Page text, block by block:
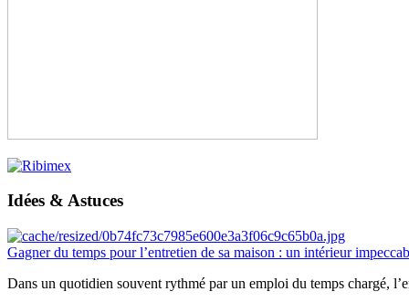
Idées & Astuces
Gagner du temps pour l’entretien de sa maison : un intérieur
Dans un quotidien souvent rythmé par un emploi du temps chargé,